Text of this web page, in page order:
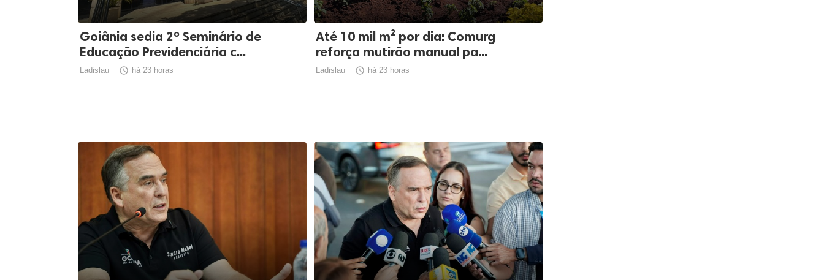
Goiânia sedia 2º Seminário de
Educação Previdenciária c...
Ladislau  há 23 horas
Até 10 mil m² por dia: Comurg
reforça mutirão manual pa...
Ladislau  há 23 horas